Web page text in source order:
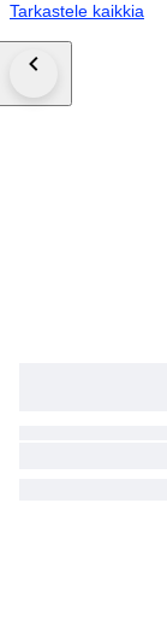
Tarkastele kaikkia